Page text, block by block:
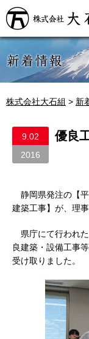
株式会社大石組 > 新
9.02
2016
優良
静岡県発注の【
建築工事】が、理
県庁にて行われ
良建築・設備工事
受け取りました。